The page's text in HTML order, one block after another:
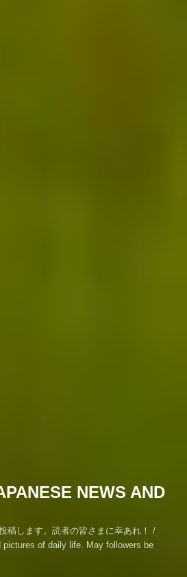
NEWS AND
稿します。読者の皆さまに幸あれ！ /
pictures of daily life. May followers be